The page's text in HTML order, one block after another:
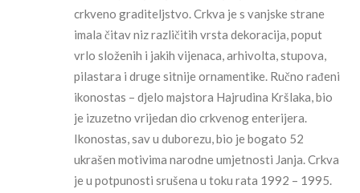
crkveno graditeljstvo. Crkva je s vanjske strane
imala čitav niz različitih vrsta dekoracija, poput
vrlo složenih i jakih vijenaca, arhivolta, stupova,
pilastara i druge sitnije ornamentike. Ručno rađeni
ikonostas – djelo majstora Hajrudina Kršlaka, bio
je izuzetno vrijedan dio crkvenog enterijera.
Ikonostas, sav u duborezu, bio je bogato 52
ukrašen motivima narodne umjetnosti Janja. Crkva
je u potpunosti srušena u toku rata 1992 – 1995.